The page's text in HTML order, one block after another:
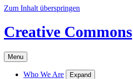
Zum Inhalt überspringen
Creative Commons
Menu
Who We Are Expand